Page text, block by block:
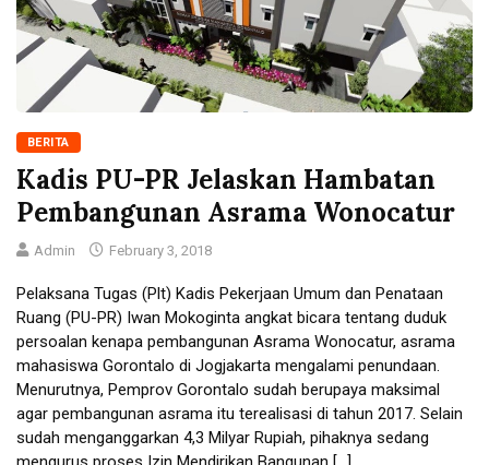
BERITA
Kadis PU-PR Jelaskan Hambatan
Pembangunan Asrama Wonocatur
Admin February 3, 2018
Pelaksana Tugas (Plt) Kadis Pekerjaan Umum dan Penataan
Ruang (PU-PR) Iwan Mokoginta angkat bicara tentang duduk
persoalan kenapa pembangunan Asrama Wonocatur, asrama
mahasiswa Gorontalo di Jogjakarta mengalami penundaan.
Menurutnya, Pemprov Gorontalo sudah berupaya maksimal
agar pembangunan asrama itu terealisasi di tahun 2017. Selain
sudah menganggarkan 4,3 Milyar Rupiah, pihaknya sedang